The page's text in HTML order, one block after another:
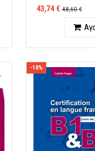
43,74 € 48,60 €
Ποσότητα
-10%